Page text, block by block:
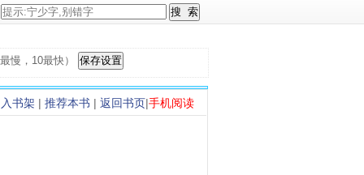
慢，10最快）
书架 | 推荐本书 | 返回书页|手机阅读